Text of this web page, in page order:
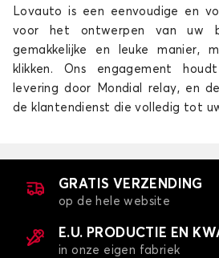
Lovauto is een eenvoudige en
voor het ontwerpen van uw
gemakkelijke en leuke manier,
klikken. Ons engagement
levering door Mondial relay, en
de klantendienst die volledig tot
GRATIS VERZENDING
op de hele website
E.U. PRODUCTIE EN
in onze eigen fabriek